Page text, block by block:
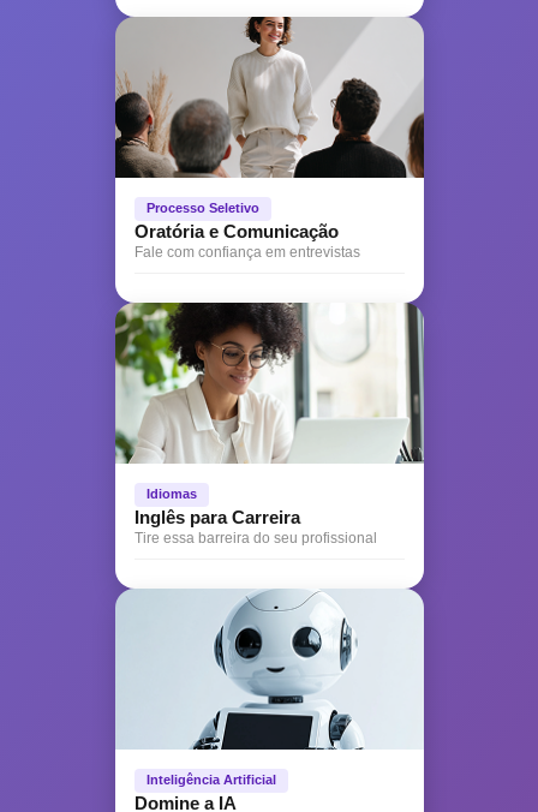
Processo Seletivo
Oratória e Comunicação
Fale com confiança em entrevistas
Idiomas
Inglês para Carreira
Tire essa barreira do seu profissional
Inteligência Artificial
Domine a IA